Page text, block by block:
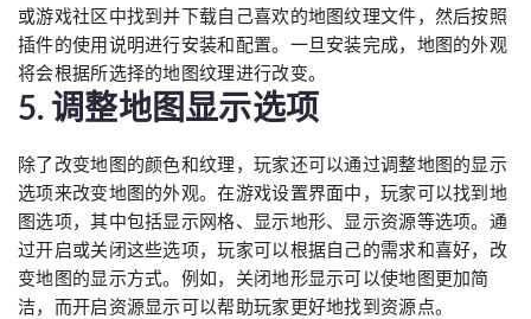
或游戏社区中找到并下载自己喜欢的地图纹理文件，然后按照
插件的使用说明进行安装和配置。一旦安装完成，地图的外观
将会根据所选择的地图纹理进行改变。
5. 调整地图显示选项
除了改变地图的颜色和纹理，玩家还可以通过调整地图的显示
选项来改变地图的外观。在游戏设置界面中，玩家可以找到地
图选项，其中包括显示网格、显示地形、显示资源等选项。通
过开启或关闭这些选项，玩家可以根据自己的需求和喜好，改
变地图的显示方式。例如，关闭地形显示可以使地图更加简
洁，而开启资源显示可以帮助玩家更好地找到资源点。